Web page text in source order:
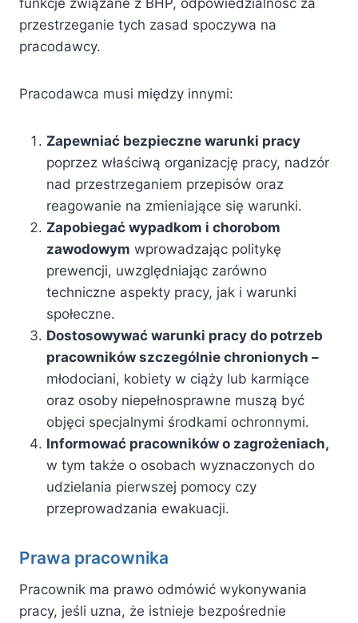
funkcje związane z BHP, odpowiedzialność za
przestrzeganie tych zasad spoczywa na
pracodawcy.
Pracodawca musi między innymi:
Zapewniać bezpieczne warunki pracy
poprzez właściwą organizację pracy, nadzór
nad przestrzeganiem przepisów oraz
reagowanie na zmieniające się warunki.
Zapobiegać wypadkom i chorobom
zawodowym wprowadzając politykę
prewencji, uwzględniając zarówno
techniczne aspekty pracy, jak i warunki
społeczne.
Dostosowywać warunki pracy do potrzeb
pracowników szczególnie chronionych –
młodociani, kobiety w ciąży lub karmiące
oraz osoby niepełnosprawne muszą być
objęci specjalnymi środkami ochronnymi.
Informować pracowników o zagrożeniach,
w tym także o osobach wyznaczonych do
udzielania pierwszej pomocy czy
przeprowadzania ewakuacji.
Prawa pracownika
Pracownik ma prawo odmówić wykonywania
pracy, jeśli uzna, że istnieje bezpośrednie